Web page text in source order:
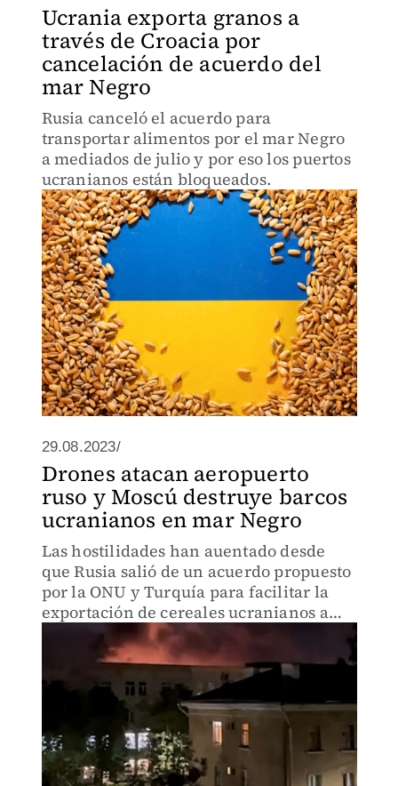
Ucrania exporta granos a
través de Croacia por
cancelación de acuerdo del
mar Negro
Rusia canceló el acuerdo para
transportar alimentos por el mar Negro
a mediados de julio y por eso los puertos
ucranianos están bloqueados.
29.08.2023/
Drones atacan aeropuerto
ruso y Moscú destruye barcos
ucranianos en mar Negro
Las hostilidades han auentado desde
que Rusia salió de un acuerdo propuesto
por la ONU y Turquía para facilitar la
exportación de cereales ucranianos a
través de sus aguas.